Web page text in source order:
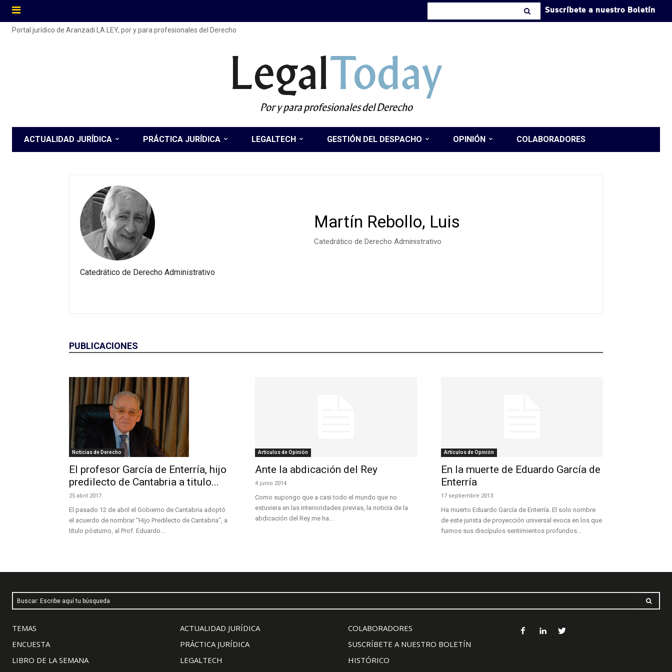
Suscríbete a nuestro Boletín
Portal jurídico de Aranzadi LA LEY, por y para profesionales del Derecho
LegalToday
Por y para profesionales del Derecho
ACTUALIDAD JURÍDICA PRÁCTICA JURÍDICA LEGALTECH GESTIÓN DEL DESPACHO OPINIÓN COLABORADORES
Martín Rebollo, Luis
Catedrático de Derecho Administrativo
Catedrático de Derecho Administrativo
PUBLICACIONES
Noticias de Derecho
El profesor García de Enterría, hijo
predilecto de Cantabria a titulo...
25 abril 2017
El pasado 12 de abril el Gobierno de Cantabria adoptó
el acuerdo de nombrar “Hijo Predilecto de Cantabria”, a
título póstumo, al Prof. Eduardo...
Artículos de Opinión
Ante la abdicación del Rey
4 junio 2014
Como supongo que a casi todo el mundo que no
estuviera en las interioridades previas, la noticia de la
abdicación del Rey me ha...
Artículos de Opinión
En la muerte de Eduardo García de
Enterría
17 septiembre 2013
Ha muerto Eduardo García de Enterría. El solo nombre
de este jurista de proyección universal evoca en los que
fuimos sus discípulos sentimientos profundos...
Buscar: Escribe aquí tu búsqueda
TEMAS
ENCUESTA
LIBRO DE LA SEMANA
ACTUALIDAD JURÍDICA
PRÁCTICA JURÍDICA
LEGALTECH
COLABORADORES
SUSCRÍBETE A NUESTRO BOLETÍN
HISTÓRICO